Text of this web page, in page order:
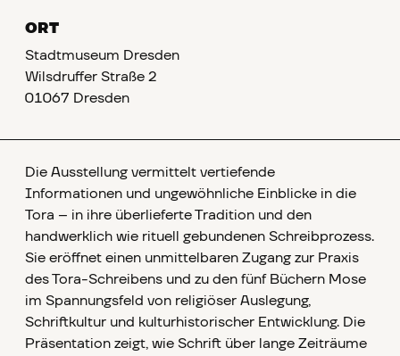
ORT
Stadtmuseum Dresden
Wilsdruffer Straße 2
01067 Dresden
Die Ausstellung vermittelt vertiefende
Informationen und ungewöhnliche Einblicke in die
Tora – in ihre überlieferte Tradition und den
handwerklich wie rituell gebundenen Schreibprozess.
Sie eröffnet einen unmittelbaren Zugang zur Praxis
des Tora-Schreibens und zu den fünf Büchern Mose
im Spannungsfeld von religiöser Auslegung,
Schriftkultur und kulturhistorischer Entwicklung. Die
Präsentation zeigt, wie Schrift über lange Zeiträume